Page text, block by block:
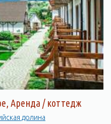
Аренда / коттедж
долина